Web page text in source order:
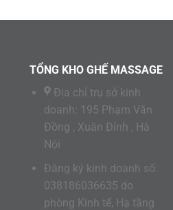
TỔNG KHO GHẾ MASSAGE
Địa chỉ trụ sở kinh
doanh: 195 Phạm Văn
Đồng , Xuân Đỉnh , Hà
Nội
Đăng ký kinh doanh số:
038186036635 do
phòng Kinh tế, Hạ tầng